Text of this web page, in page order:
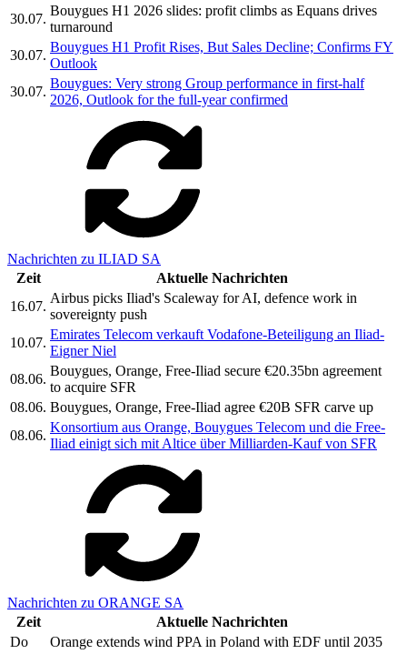
30.07.
Bouygues H1 2026 slides: profit climbs as Equans drives
turnaround
30.07.
Bouygues H1 Profit Rises, But Sales Decline; Confirms FY
Outlook
30.07.
Bouygues: Very strong Group performance in first-half
2026, Outlook for the full-year confirmed
Nachrichten zu ILIAD SA
Zeit
Aktuelle Nachrichten
16.07.
Airbus picks Iliad's Scaleway for AI, defence work in
sovereignty push
10.07.
Emirates Telecom verkauft Vodafone-Beteiligung an Iliad-
Eigner Niel
08.06.
Bouygues, Orange, Free-Iliad secure €20.35bn agreement
to acquire SFR
08.06. Bouygues, Orange, Free-Iliad agree €20B SFR carve up
08.06.
Konsortium aus Orange, Bouygues Telecom und die Free-
Iliad einigt sich mit Altice über Milliarden-Kauf von SFR
Nachrichten zu ORANGE SA
Zeit
Aktuelle Nachrichten
Do
Orange extends wind PPA in Poland with EDF until 2035